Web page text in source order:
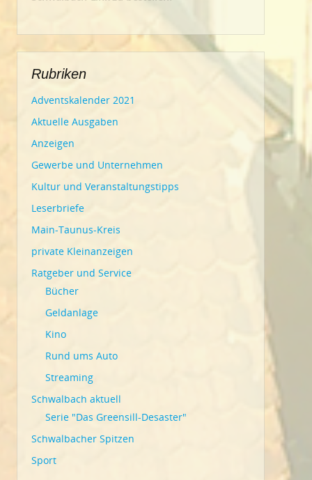
Rubriken
Adventskalender 2021
Aktuelle Ausgaben
Anzeigen
Gewerbe und Unternehmen
Kultur und Veranstaltungstipps
Leserbriefe
Main-Taunus-Kreis
private Kleinanzeigen
Ratgeber und Service
Bücher
Geldanlage
Kino
Rund ums Auto
Streaming
Schwalbach aktuell
Serie "Das Greensill-Desaster"
Schwalbacher Spitzen
Sport